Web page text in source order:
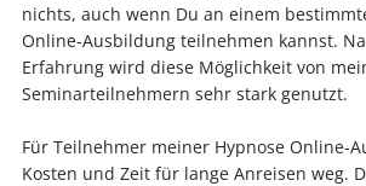
nichts, auch wenn Du an einem
Online-Ausbildung teilnehmen kannst.
Erfahrung wird diese Möglichkeit von
Seminarteilnehmern sehr stark genutzt.
Für Teilnehmer meiner Hypnose Online-
Kosten und Zeit für lange Anreisen weg.